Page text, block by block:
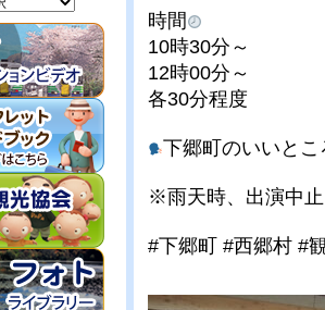
時間
10時30分～
12時00分～
各30分程度
下郷町のいいと
※雨天時、出演中
#下郷町 #西郷村 #